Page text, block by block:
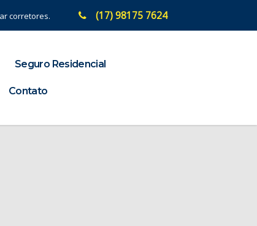
corretores. (17) 98175 7624
Seguro Residencial
Contato